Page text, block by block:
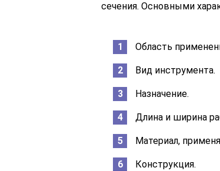
сечения. Основными
Область
Вид инструмента.
Назначение.
Длина и ширина
Материал,
Конструкция.